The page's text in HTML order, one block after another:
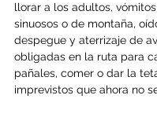
llorar a los adultos,
sinuosos o de montaña,
despegue y aterrizaje de
obligadas en la ruta para
pañales, comer o dar la
imprevistos que ahora no